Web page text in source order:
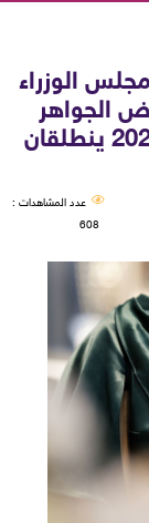
الوزراء
الجواهر
العربية ومعرض العطور العربية 2025 ينطلقان
عدد المشاهدات :
608